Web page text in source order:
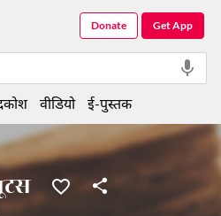
Get App
Donate
वीडियो ई-पुस्तक